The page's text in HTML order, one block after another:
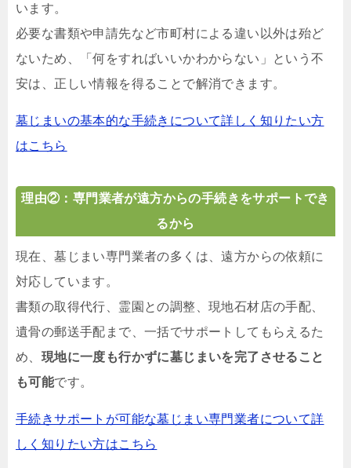
います。
必要な書類や申請先など市町村による違い以外は殆ど
ないため、「何をすればいいかわからない」という不
安は、正しい情報を得ることで解消できます。
墓じまいの基本的な手続きについて詳しく知りたい方
はこちら
理由②：専門業者が遠方からの手続きをサポートでき
るから
現在、墓じまい専門業者の多くは、遠方からの依頼に
対応しています。
書類の取得代行、霊園との調整、現地石材店の手配、
遺骨の郵送手配まで、一括でサポートしてもらえるた
め、 現地に一度も行かずに墓じまいを完了させること
も可能です。
手続きサポートが可能な墓じまい専門業者について詳
しく知りたい方はこちら